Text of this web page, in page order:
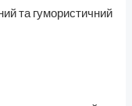
та гумористичний